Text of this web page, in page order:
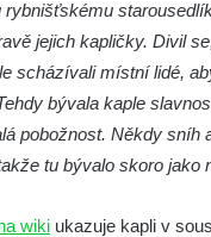
Římov – XX. kaple – Svatá
Ježíše a utírá mu do své
tváře
Římov – XIX. kaple – Kristus
potkává Pannu Marii
Římov – XVIII. kaple – Na
rybnišťskému
jejich kapličky. Divil
scházívali místní lidé,
bývala kaple
pobožnost. Někdy sníh
tu bývalo skoro jako
wiki ukazuje kapli v